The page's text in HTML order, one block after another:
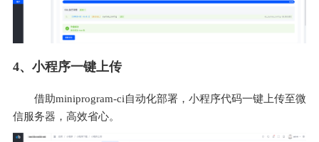
4、小程序一键上传
借助miniprogram-ci自动化部署，小程序代码一键上传至微
信服务器，高效省心。